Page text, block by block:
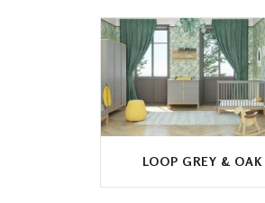
LOOP GREY & OAK